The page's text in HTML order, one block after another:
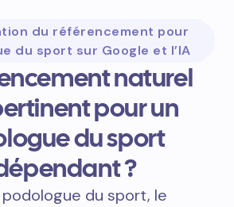
du référencement pour
du sport sur Google et l’IA
naturel
pour un
du sport
?
podologue du sport, le